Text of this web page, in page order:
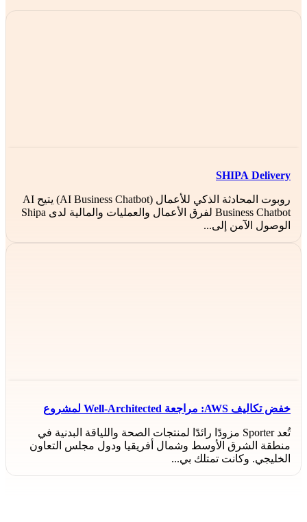
SHIPA Delivery
روبوت المحادثة الذكي للأعمال (AI Business Chatbot) يتيح AI
Business Chatbot لفرق الأعمال والعمليات والمالية لدى Shipa
الوصول الآمن إلى...
خفض تكاليف AWS: مراجعة Well-Architected لمشروع
تُعد Sporter مزودًا رائدًا لمنتجات الصحة واللياقة البدنية في
منطقة الشرق الأوسط وشمال أفريقيا ودول مجلس التعاون
الخليجي. وكانت تمتلك بي...